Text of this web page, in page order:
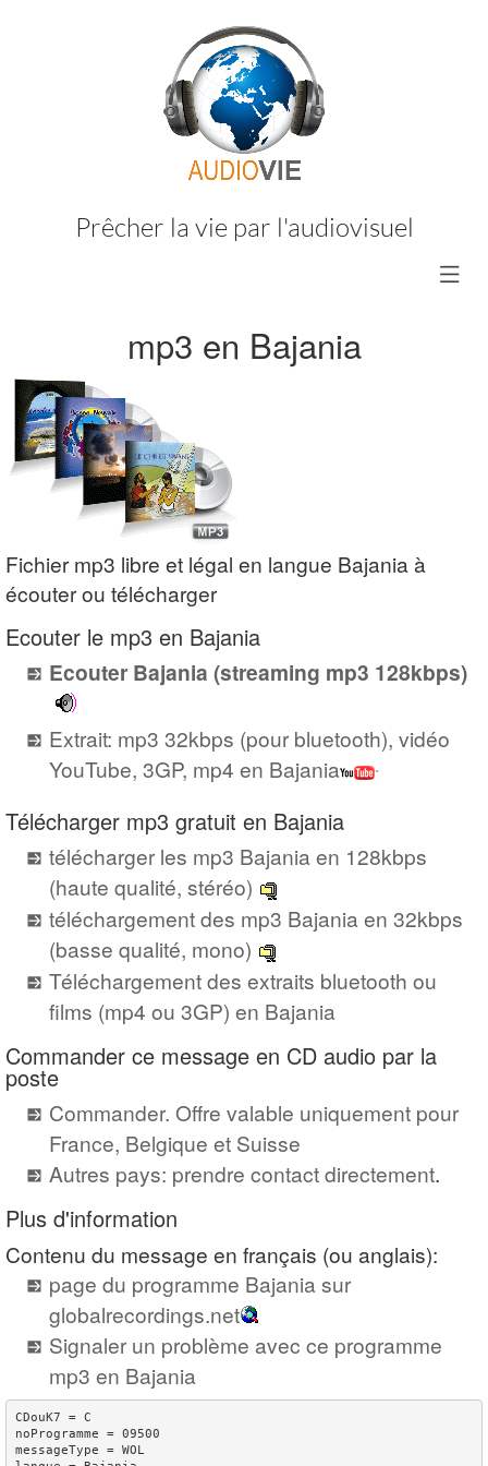
Prêcher la vie par l'audiovisuel
mp3 en Bajania
Fichier mp3 libre et légal en langue Bajania à
écouter ou télécharger
Ecouter le mp3 en Bajania
Ecouter Bajania (streaming mp3 128kbps)
Extrait: mp3 32kbps (pour bluetooth), vidéo
YouTube, 3GP, mp4 en Bajania
Télécharger mp3 gratuit en Bajania
télécharger les mp3 Bajania en 128kbps
(haute qualité, stéréo)
téléchargement des mp3 Bajania en 32kbps
(basse qualité, mono)
Téléchargement des extraits bluetooth ou
films (mp4 ou 3GP) en Bajania
Commander ce message en CD audio par la
poste
Commander. Offre valable uniquement pour
France, Belgique et Suisse
Autres pays: prendre contact directement.
Plus d'information
Contenu du message en français (ou anglais):
page du programme Bajania sur
globalrecordings.net
Signaler un problème avec ce programme
mp3 en Bajania
CDouK7 = C
noProgramme = 09500
messageType = WOL